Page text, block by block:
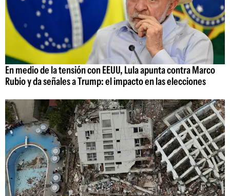
En medio de la tensión con EEUU, Lula apunta contra Marco
Rubio y da señales a Trump: el impacto en las elecciones